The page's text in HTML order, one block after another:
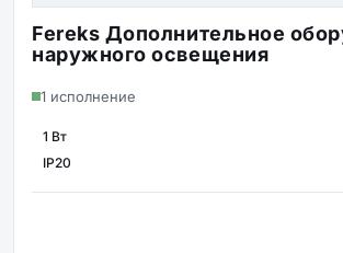
Fereks Дополнительное
наружного освещения
1 исполнение
МОЩНОСТЬ
1 Вт
ЗАЩИТА
IP20